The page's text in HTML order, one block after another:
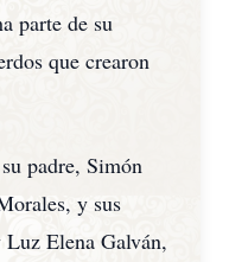
parte de su
que crearon
padre, Simón
y sus
Luz Elena Galván,